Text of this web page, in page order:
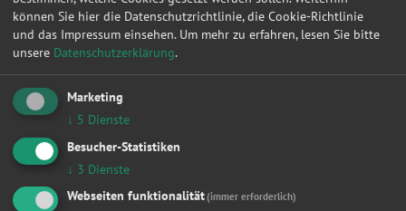
Kontakt
Wolfgang, Neidhardt
Hilbersdorf 18
07580 Hilbersdorf
können Sie hier die Datenschutzrichtlinie, die Cookie-Richtlinie
und das Impressum einsehen. Um mehr zu erfahren, lesen Sie bitte
unsere Datenschutzerklärung.
Marketing
↓ 5 Dienste
Besucher-Statistiken
↓ 3 Dienste
Webseiten funktionalität(immer erforderlich)